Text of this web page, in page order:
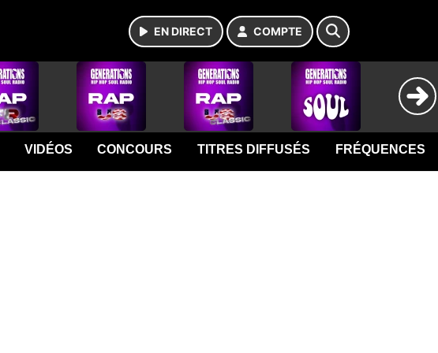
EN DIRECT COMPTE
VIDÉOS CONCOURS TITRES DIFFUSÉS FRÉQUENCES